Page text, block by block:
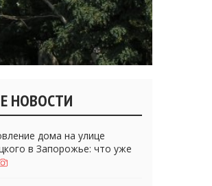
НОВОСТИ
дома на улице
в Запорожье: что уже